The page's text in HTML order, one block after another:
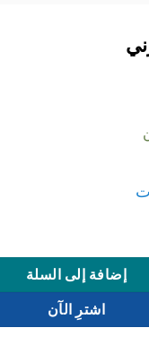
إضافة إلى السلة
اشترِ الآن